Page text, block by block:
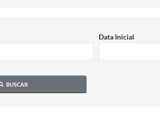
Data Inicial
BUSCAR